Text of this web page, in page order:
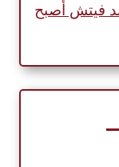
فيتش أصبح